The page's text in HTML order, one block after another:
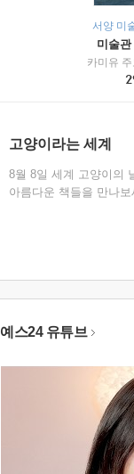
서양 미
미술관
카미유
고양이라는 세계
8월 8일 세계 고양이의
아름다운 책들을 만나보
예스24 유튜브